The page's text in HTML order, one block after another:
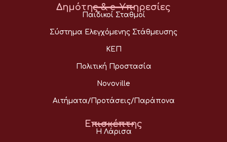
Δημότης & e-Υπηρεσίες
Παιδικοί Σταθμοί
Σύστημα Ελεγχόμενης Στάθμευσης
ΚΕΠ
Πολιτική Προστασία
Novoville
Αιτήματα/Προτάσεις/Παράπονα
Επισκέπτης
Η Λάρισα